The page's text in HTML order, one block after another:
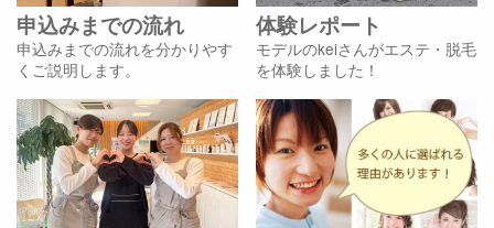
申込みまでの流れ
申込みまでの流れを分かりやす
くご説明します。
体験レポート
モデルのkeiさんがエステ・脱毛
を体験しました！